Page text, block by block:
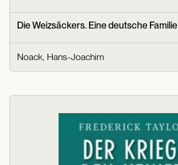
Die Weizsäckers. Eine deutsche Familie
Noack, Hans-Joachim